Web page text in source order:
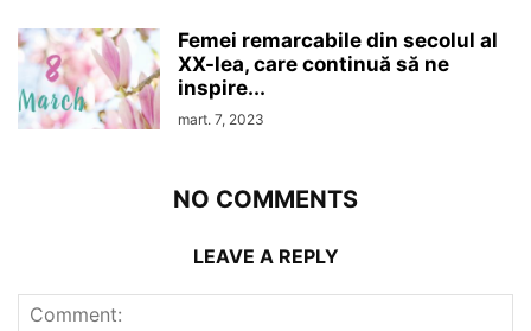
Femei remarcabile din secolul al
XX-lea, care continuă să ne
inspire...
mart. 7, 2023
NO COMMENTS
LEAVE A REPLY